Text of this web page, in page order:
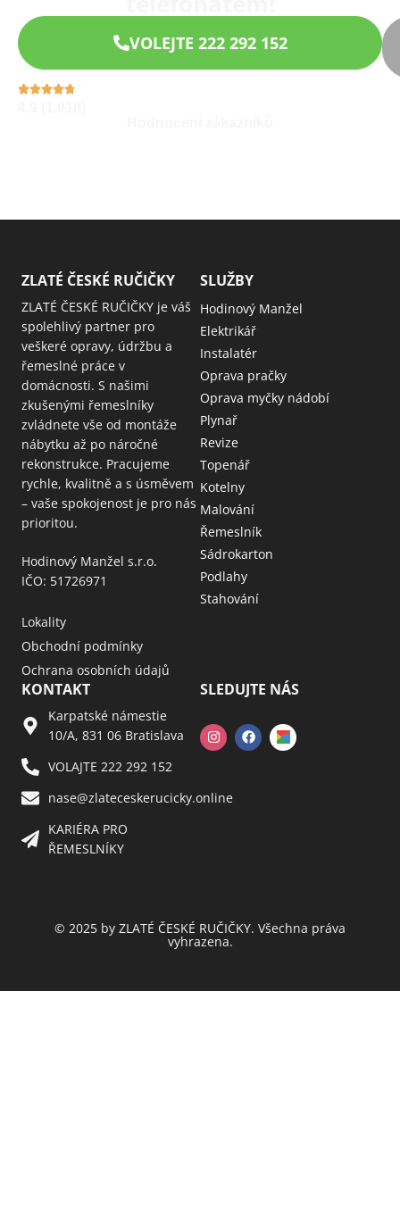
VOLEJTE 222 292 152
ZLATÉ ČESKÉ RUČIČKY
ZLATÉ ČESKÉ RUČIČKY je váš
spolehlivý partner pro
veškeré opravy, údržbu a
řemeslné práce v
domácnosti. S našimi
zkušenými řemeslníky
zvládnete vše od montáže
nábytku až po náročné
rekonstrukce. Pracujeme
rychle, kvalitně a s úsměvem
– vaše spokojenost je pro nás
prioritou.
Hodinový Manžel s.r.o.
IČO: 51726971
Lokality
Obchodní podmínky
Ochrana osobních údajů
SLUŽBY
Hodinový Manžel
Elektrikář
Instalatér
Oprava pračky
Oprava myčky nádobí
Plynař
Revize
Topenář
Kotelny
Malování
Řemeslník
Sádrokarton
Podlahy
Stahování
KONTAKT
Karpatské námestie
10/A, 831 06 Bratislava
VOLAJTE 222 292 152
nase@zlateceskerucicky.online
KARIÉRA PRO
ŘEMESLNÍKY
SLEDUJTE NÁS
© 2025 by ZLATÉ ČESKÉ RUČIČKY. Všechna práva
vyhrazena.